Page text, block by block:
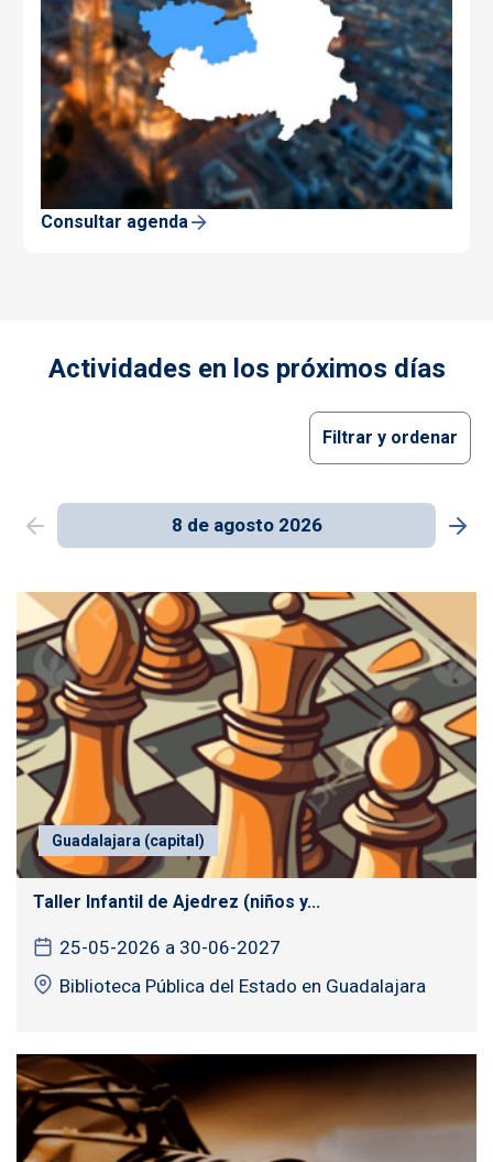
Consultar agenda
Actividades en los próximos días
8 de agosto 2026
Filtrar y ordenar
Guadalajara (capital)
Taller Infantil de Ajedrez (niños y...
25-05-2026 a 30-06-2027
Biblioteca Pública del Estado en Guadalajara